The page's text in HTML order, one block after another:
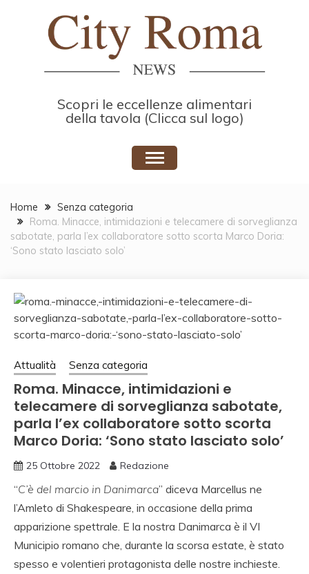
Scopri le eccellenze alimentari
della tavola (Clicca sul logo)
Home
Senza categoria
Roma. Minacce, intimidazioni e telecamere di sorveglianza
sabotate, parla l’ex collaboratore sotto scorta Marco Doria:
‘Sono stato lasciato solo’
Attualità Senza categoria
Roma. Minacce, intimidazioni e
telecamere di sorveglianza sabotate,
parla l’ex collaboratore sotto scorta
Marco Doria: ‘Sono stato lasciato solo’
25 Ottobre 2022 Redazione
“C’è del marcio in Danimarca” diceva Marcellus ne
l’Amleto di Shakespeare, in occasione della prima
apparizione spettrale. E la nostra Danimarca è il VI
Municipio romano che, durante la scorsa estate, è stato
spesso e volentieri protagonista delle nostre inchieste.